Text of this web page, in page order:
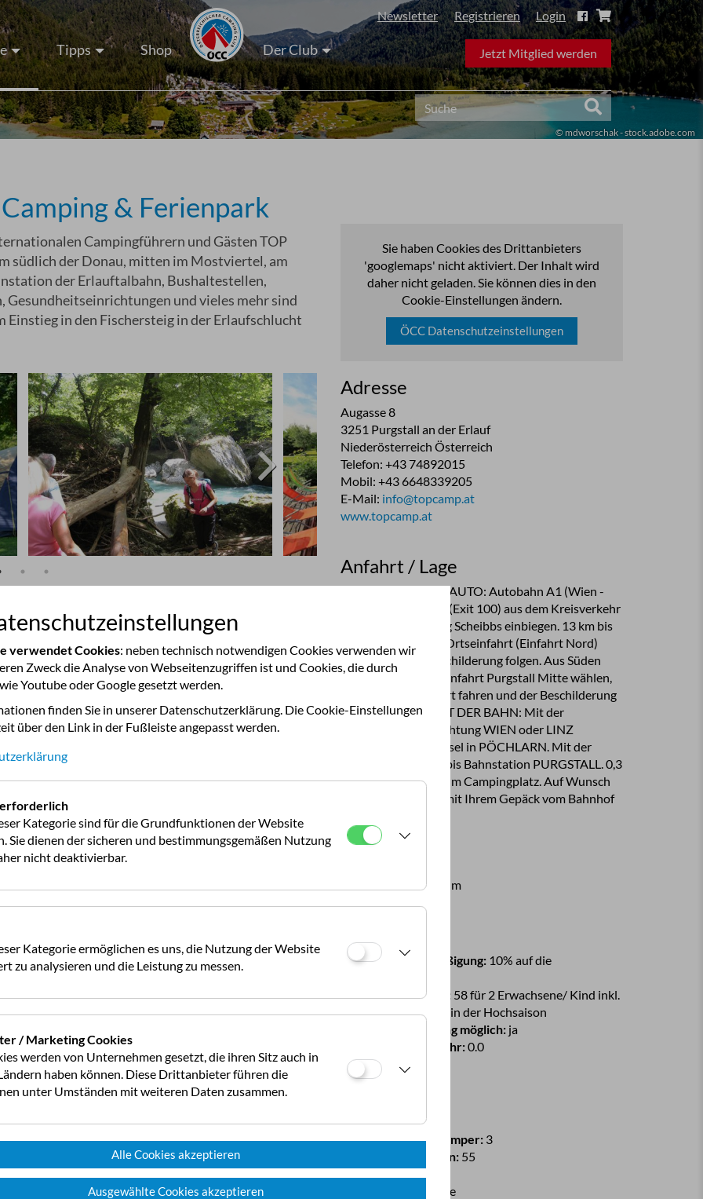
Tipps Shop Der Club Jetzt Mitglied werden
Newsletter Registrieren Login
© mdworschak - stock.adobe.com
& Ferienpark
Campingführern und Gästen TOP
südlich der Donau, mitten im Mostviertel, am
der Erlauftalbahn, Bushaltestellen,
und vieles mehr sind
Einstieg in den Fischersteig in der Erlaufschlucht
Campingplatz-Buffet am Platz
Entfernung Orts-/Stadtmitte
Entsorgung Chemietoilette
Mietunterkunft
Bungalow/Caravan
Barrierefreie Sanitärräume 1
Freibad 0.4 km
Sie haben Cookies des Drittanbieters
'googlemaps' nicht aktiviert. Der Inhalt wird
daher nicht geladen. Sie können dies in den
Cookie-Einstellungen ändern.
ÖCC Datenschutzeinstellungen
Adresse
Augasse 8
3251 Purgstall an der Erlauf
Niederösterreich Österreich
Telefon: +43 74892015
Mobil: +43 6648339205
E-Mail: info@topcamp.at
www.topcamp.at
Anfahrt / Lage
ANREISE MIT DEM AUTO: Autobahn A1 (Wien -
Linz) Ausfahrt Ybbs (Exit 100) aus dem Kreisverkehr
auf die B25 Richtung Scheibbs einbiegen. 13 km bis
Purgstall. Die ertse Ortseinfahrt (Einfahrt Nord)
wählen und der Beschilderung folgen. Aus Süden
kommend die Ortseinfahrt Purgstall Mitte wählen,
gerade durch den Ort fahren und der Beschilderung
folgen. ANREISE MIT DER BAHN: Mit der
WESTBAHN aus Richtung WIEN oder LINZ
kommend, Zugwechsel in PÖCHLARN. Mit der
ERLAUFTALBAHN bis Bahnstation PURGSTALL. 0,3
KM GEHWEG bis zum Campingplatz. Auf Wunsch
holen wir Sie gerne mit Ihrem Gepäck vom Bahnhof
GPS-Daten
Länge: 15,12967
297.0 m
Partnerplatz-Ermäßigung: 10% auf die
Durchschnittspreis: 58 für 2 Erwachsene/ Kind inkl.
Strom und Ortstaxe in der Hochsaison
Kreditkartenzahlung möglich: ja
Reservierungsgebühr:0.0
Gesamtfläche:3 ha
Stellplätze Dauercamper: 3
Stellplätze Touristen: 55
55 Stromanschlüsse
50 Wasseranschlüsse
verwendet Cookies: neben technisch notwendigen Cookies verwenden wir
Zweck die Analyse von Webseitenzugriffen ist und Cookies, die durch
Youtube oder Google gesetzt werden.
finden Sie in unserer Datenschutzerklärung. Die Cookie-Einstellungen
über den Link in der Fußleiste angepasst werden.
Kategorie sind für die Grundfunktionen der Website
Sie dienen der sicheren und bestimmungsgemäßen Nutzung
nicht deaktivierbar.
Kategorie ermöglichen es uns, die Nutzung der Website
zu analysieren und die Leistung zu messen.
/ Marketing Cookies
werden von Unternehmen gesetzt, die ihren Sitz auch in
haben können. Diese Drittanbieter führen die
unter Umständen mit weiteren Daten zusammen.
Alle Cookies akzeptieren
Ausgewählte Cookies akzeptieren